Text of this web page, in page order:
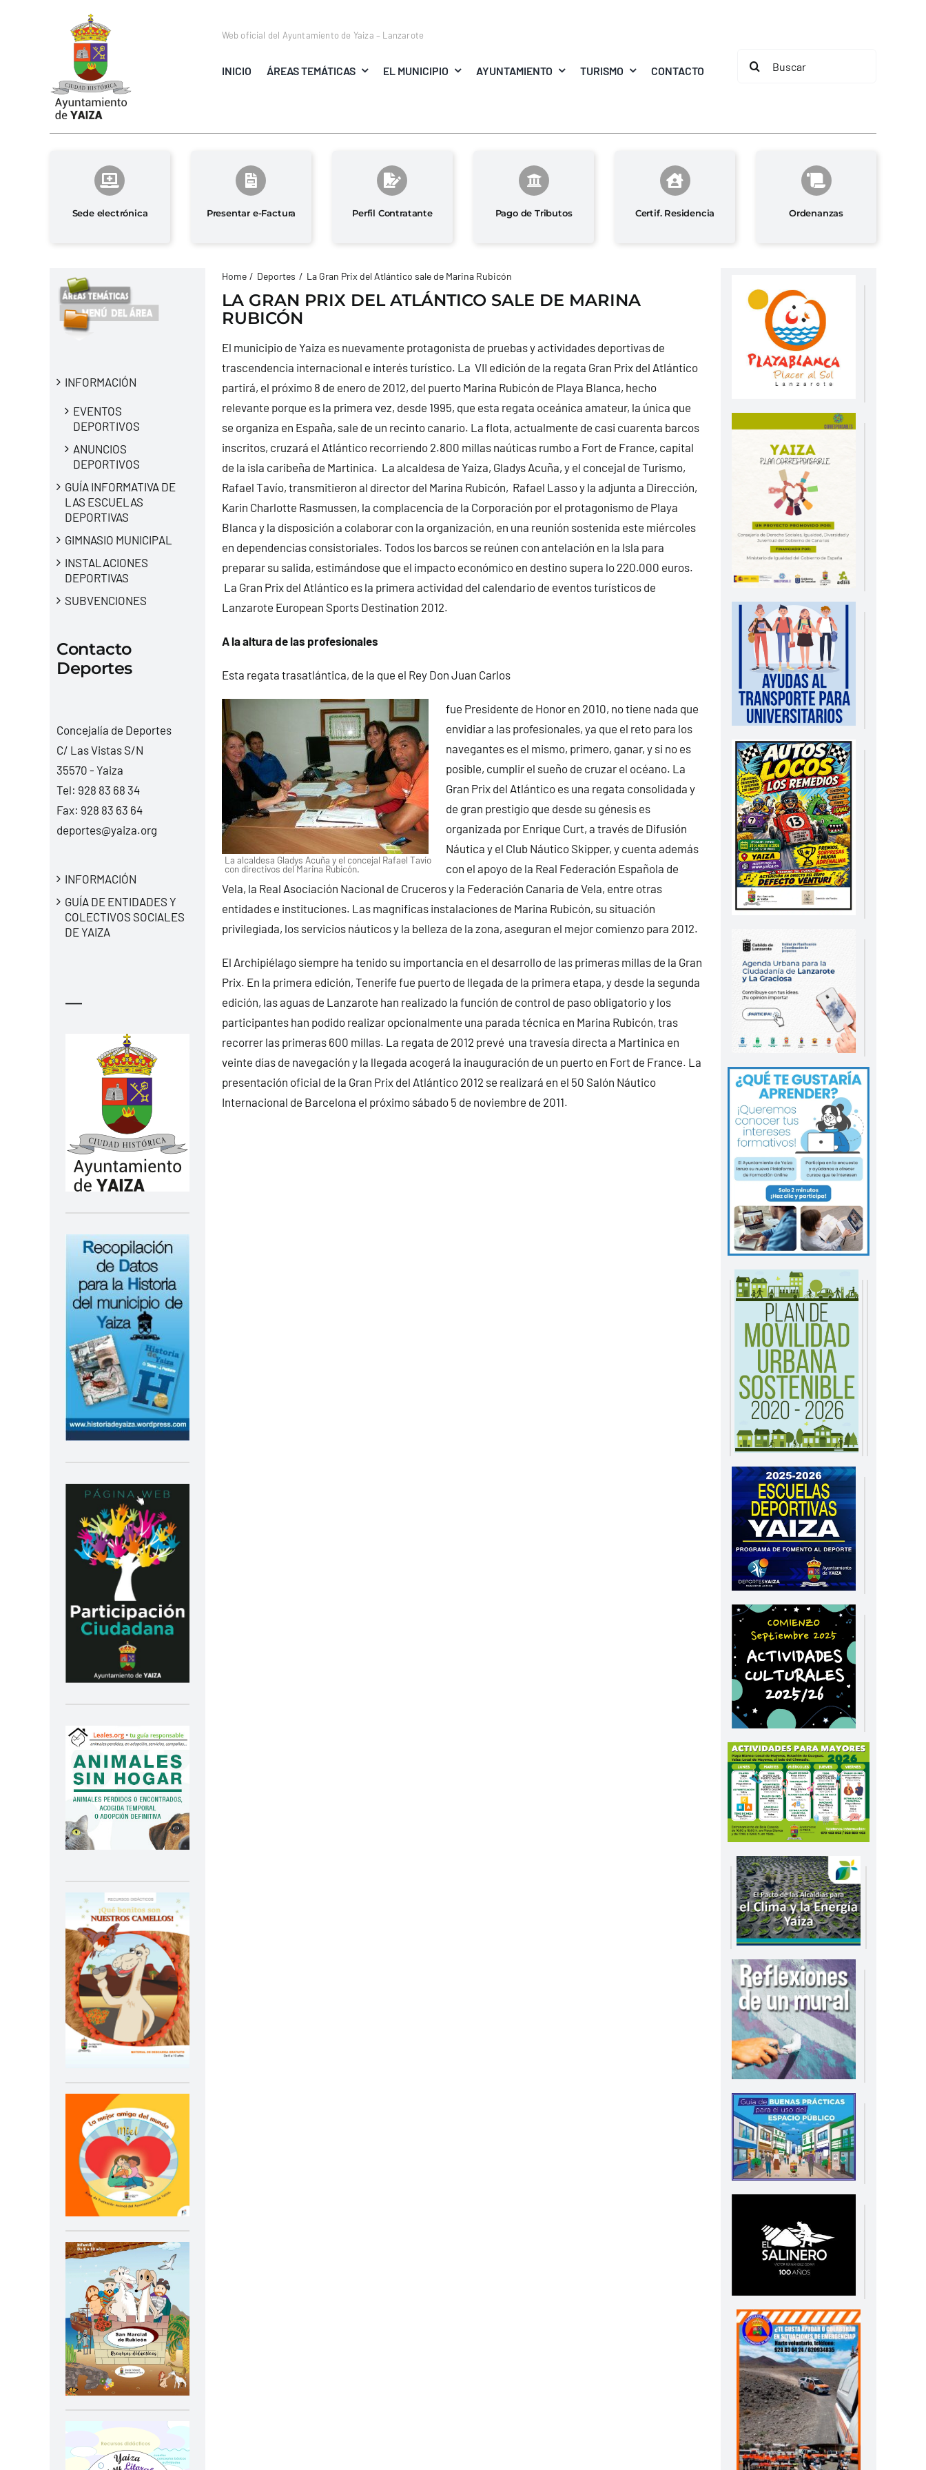
Web oficial del Ayuntamiento de Yaiza – Lanzarote
INICIO ÁREAS TEMÁTICAS EL MUNICIPIO AYUNTAMIENTO TURISMO CONTACTO
Buscar:
Sede electrónica Presentar e-Factura Perfil Contratante Pago de Tributos Certif. Residencia Ordenanzas
INFORMACIÓN
EVENTOS
DEPORTIVOS
ANUNCIOS
DEPORTIVOS
GUÍA INFORMATIVA DE
LAS ESCUELAS
DEPORTIVAS
GIMNASIO MUNICIPAL
INSTALACIONES
DEPORTIVAS
SUBVENCIONES
Contacto
Deportes
Concejalía de Deportes
C/ Las Vistas S/N
35570 - Yaiza
Tel: 928 83 68 34
Fax: 928 83 63 64
deportes@yaiza.org
INFORMACIÓN
GUÍA DE ENTIDADES Y
COLECTIVOS SOCIALES
DE YAIZA
—
Home Deportes La Gran Prix del Atlántico sale de Marina Rubicón
LA GRAN PRIX DEL ATLÁNTICO SALE DE MARINA
RUBICÓN
El municipio de Yaiza es nuevamente protagonista de pruebas y actividades deportivas de
trascendencia internacional e interés turístico. La VII edición de la regata Gran Prix del Atlántico
partirá, el próximo 8 de enero de 2012, del puerto Marina Rubicón de Playa Blanca, hecho
relevante porque es la primera vez, desde 1995, que esta regata oceánica amateur, la única que
se organiza en España, sale de un recinto canario. La flota, actualmente de casi cuarenta barcos
inscritos, cruzará el Atlántico recorriendo 2.800 millas naúticas rumbo a Fort de France, capital
de la isla caribeña de Martinica. La alcaldesa de Yaiza, Gladys Acuña, y el concejal de Turismo,
Rafael Tavío, transmitieron al director del Marina Rubicón, Rafael Lasso y la adjunta a Dirección,
Karin Charlotte Rasmussen, la complacencia de la Corporación por el protagonismo de Playa
Blanca y la disposición a colaborar con la organización, en una reunión sostenida este miércoles
en dependencias consistoriales. Todos los barcos se reúnen con antelación en la Isla para
preparar su salida, estimándose que el impacto económico en destino supera lo 220.000 euros.
La Gran Prix del Atlántico es la primera actividad del calendario de eventos turísticos de
Lanzarote European Sports Destination 2012.
A la altura de las profesionales
Esta regata trasatlántica, de la que el Rey Don Juan Carlos
La alcaldesa Gladys Acuña y el concejal Rafael Tavío
con directivos del Marina Rubicón.
fue Presidente de Honor en 2010, no tiene nada que
envidiar a las profesionales, ya que el reto para los
navegantes es el mismo, primero, ganar, y si no es
posible, cumplir el sueño de cruzar el océano. La
Gran Prix del Atlántico es una regata consolidada y
de gran prestigio que desde su génesis es
organizada por Enrique Curt, a través de Difusión
Náutica y el Club Náutico Skipper, y cuenta además
con el apoyo de la Real Federación Española de
Vela, la Real Asociación Nacional de Cruceros y la Federación Canaria de Vela, entre otras
entidades e instituciones. Las magnificas instalaciones de Marina Rubicón, su situación
privilegiada, los servicios náuticos y la belleza de la zona, aseguran el mejor comienzo para 2012.
El Archipiélago siempre ha tenido su importancia en el desarrollo de las primeras millas de la Gran
Prix. En la primera edición, Tenerife fue puerto de llegada de la primera etapa, y desde la segunda
edición, las aguas de Lanzarote han realizado la función de control de paso obligatorio y los
participantes han podido realizar opcionalmente una parada técnica en Marina Rubicón, tras
recorrer las primeras 600 millas. La regata de 2012 prevé una travesía directa a Martinica en
veinte días de navegación y la llegada acogerá la inauguración de un puerto en Fort de France. La
presentación oficial de la Gran Prix del Atlántico 2012 se realizará en el 50 Salón Náutico
Internacional de Barcelona el próximo sábado 5 de noviembre de 2011.